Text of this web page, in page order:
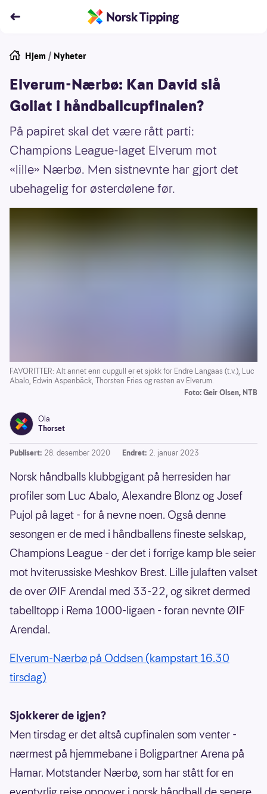
Hjem / Nyheter
Elverum-Nærbø: Kan David slå
Goliat i håndballcupfinalen?
På papiret skal det være rått parti:
Champions League-laget Elverum mot
«lille» Nærbø. Men sistnevnte har gjort det
ubehagelig for østerdølene før.
FAVORITTER: Alt annet enn cupgull er et sjokk for Endre Langaas (t.v.), Luc
Abalo, Edwin Aspenbäck, Thorsten Fries og resten av Elverum.
Foto: Geir Olsen, NTB
Ola
Thorset
Publisert: 28. desember 2020 Endret: 2. januar 2023
Norsk håndballs klubbgigant på herresiden har
profiler som Luc Abalo, Alexandre Blonz og Josef
Pujol på laget - for å nevne noen. Også denne
sesongen er de med i håndballens fineste selskap,
Champions League - der det i forrige kamp ble seier
mot hviterussiske Meshkov Brest. Lille julaften valset
de over ØIF Arendal med 33-22, og sikret dermed
tabelltopp i Rema 1000-ligaen - foran nevnte ØIF
Arendal.
Elverum-Nærbø på Oddsen (kampstart 16.30
tirsdag)
Sjokkerer de igjen?
Men tirsdag er det altså cupfinalen som venter -
nærmest på hjemmebane i Boligpartner Arena på
Hamar. Motstander Nærbø, som har stått for en